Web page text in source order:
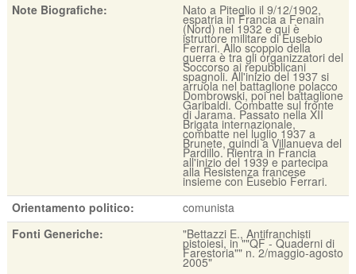
Note Biografiche: Nato a Piteglio il 9/12/1902,
espatria in Francia a Fenain
(Nord) nel 1932 e qui è
istruttore militare di Eusebio
Ferrari. Allo scoppio della
guerra è tra gli organizzatori del
Soccorso ai repubblicani
spagnoli. All'inizio del 1937 si
arruola nel battaglione polacco
Dombrowski, poi nel battaglione
Garibaldi. Combatte sul fronte
di Jarama. Passato nella XII
Brigata internazionale,
combatte nel luglio 1937 a
Brunete, quindi a Villanueva del
Pardillo. Rientra in Francia
all'inizio del 1939 e partecipa
alla Resistenza francese
insieme con Eusebio Ferrari.
Orientamento politico:
comunista
Fonti Generiche:
"Bettazzi E., Antifranchisti
pistoiesi, in ""QF - Quaderni di
Farestoria"" n. 2/maggio-agosto
2005"